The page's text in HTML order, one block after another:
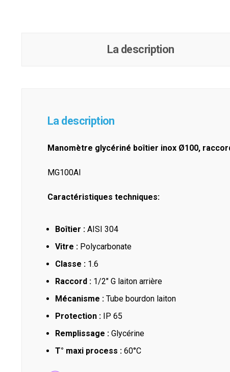
La description
La description
Manomètre glycériné boîtier inox Ø100,
MG100AI
Caractéristiques techniques:
Boîtier : AISI 304
Vitre : Polycarbonate
Classe : 1.6
Raccord : 1/2" G laiton arrière
Mécanisme : Tube bourdon laiton
Protection : IP 65
Remplissage : Glycérine
T° maxi process : 60°C